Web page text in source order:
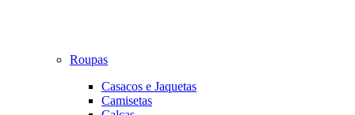
Roupas
Casacos e Jaquetas
Camisetas